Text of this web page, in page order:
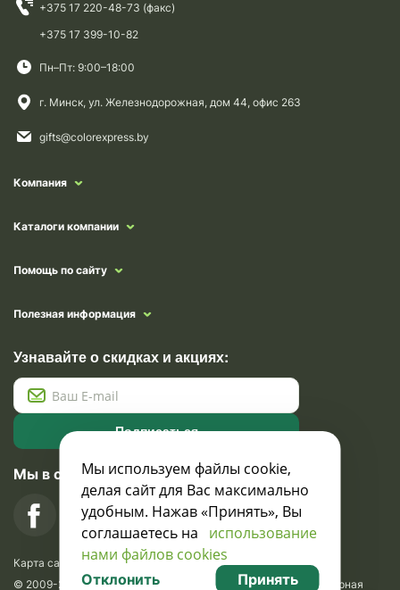
+375 17 220-48-73 (факс)
+375 17 399-10-82
Пн–Пт: 9:00–18:00
г. Минск, ул. Железнодорожная, дом 44, офис 263
gifts@colorexpress.by
Компания
Каталоги компании
Помощь по сайту
Полезная информация
Узнавайте о скидках и акциях:
Подписаться
Мы в социальных сетях
Карта сайта
© 2009-2026 Krasavik.by. Сувениры оптом. Рекламно-сувенирная
Мы используем файлы cookie,
делая сайт для Вас максимально
удобным. Нажав «Принять», Вы
соглашаетесь на использование
нами файлов cookies
Отклонить Принять